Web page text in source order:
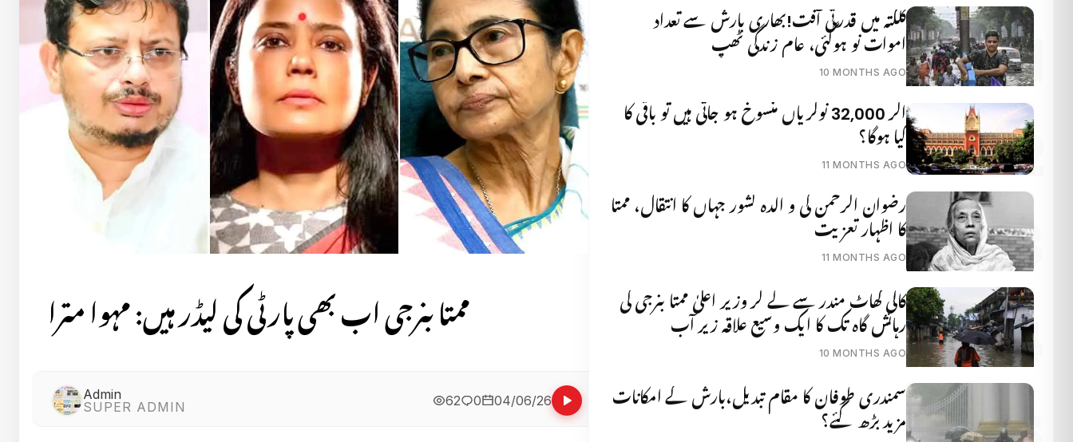
ممتا بنرجی اب بھی پارٹی کی لیڈر ہیں: مہوا مترا
Admin
SUPER ADMIN
62 0 04/06/26
کلکتہ میں قدرتی آفت!بھاری بارش سے تعداد
اموات نو ہوگئی، عام زندگی ٹھپ
10 MONTHS AGO
اگر 32,000 نوکریاں منسوخ ہو جاتی ہیں تو باقی کا
کیا ہوگا؟
11 MONTHS AGO
رضوان الرحمن کی و الدہ کشور جہاں کا انتقال، ممتا
کا اظہار تعزیت
11 MONTHS AGO
کالی گھاٹ مندر سے لے کر وزیر اعلیٰ ممتا بنرجی کی
رہائش گاہ تک کا ایک وسیع علاقہ زیر آب
10 MONTHS AGO
سمندری طوفان کا مقام تبدیل،بارش کے امکانات
مزید بڑھ گئے؟